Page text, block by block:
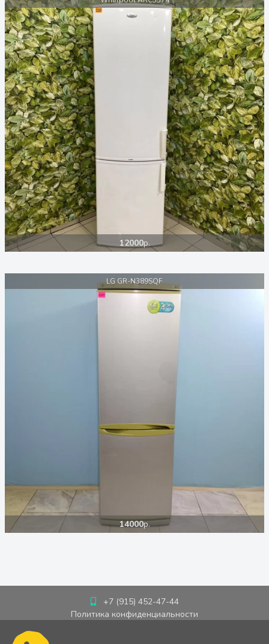
12000р.
LG GR-N389SQF
14000р.
+7 (915) 452-47-44
Политика конфиденциальности